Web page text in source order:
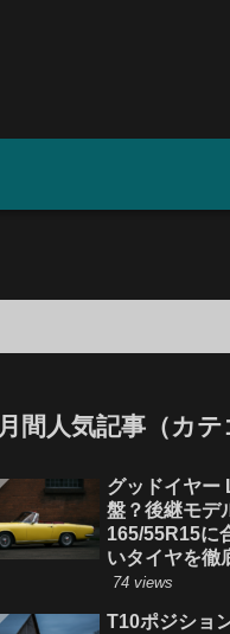
月間人気記事（カテ
グッドイヤー
盤？後継モデ
165/55R15に
いタイヤを徹
74 views
T10ポジショ